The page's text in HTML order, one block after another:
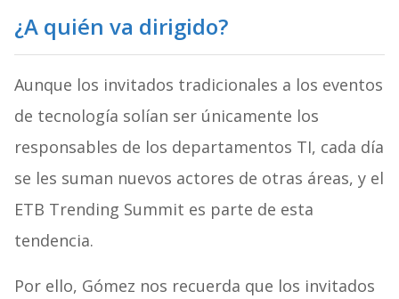
¿A quién va dirigido?
Aunque los invitados tradicionales a los eventos
de tecnología solían ser únicamente los
responsables de los departamentos TI, cada día
se les suman nuevos actores de otras áreas, y el
ETB Trending Summit es parte de esta
tendencia.
Por ello, Gómez nos recuerda que los invitados